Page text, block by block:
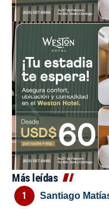
Más leídas
Santiago